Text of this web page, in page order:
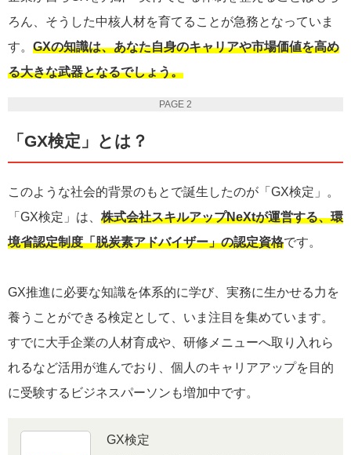
ろん、そうした中核人材を育てることが急務となっていま
す。 GXの知識は、あなた自身のキャリアや市場価値を高め
る大きな武器となるでしょう。
PAGE 2
「GX検定」とは？
このような社会的背景のもとで誕生したのが「GX検定」。
「GX検定」は、 株式会社スキルアップNeXtが運営する、環
境省認定制度「脱炭素アドバイザー」の認定資格です。
GX推進に必要な知識を体系的に学び、実務に生かせる力を
養うことができる検定として、いま注目を集めています。
すでに大手企業の人材育成や、研修メニューへ取り入れら
れるなど活用が進んでおり、個人のキャリアアップを目的
に受験するビジネスパーソンも増加中です。
GX検定